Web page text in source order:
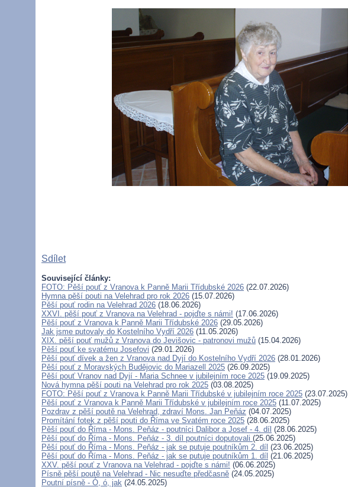
Sdílet
Související články:
FOTO: Pěší pouť z Vranova k Panně Marii Třídubské 2026 (22.07.2026)
Hymna pěší pouti na Velehrad pro rok 2026 (15.07.2026)
Pěší pouť rodin na Velehrad 2026 (18.06.2026)
XXVI. pěší pouť z Vranova na Velehrad - pojďte s námi! (17.06.2026)
Pěší pouť z Vranova k Panně Marii Třídubské 2026 (29.05.2026)
Jak jsme putovaly do Kostelního Vydří 2026 (11.05.2026)
XIX. pěší pouť mužů z Vranova do Jevišovic - patronovi mužů (15.04.2026)
Pěší pouť ke svatému Josefovi (29.01.2026)
Pěší pouť dívek a žen z Vranova nad Dyjí do Kostelního Vydří 2026 (28.01.2026)
Pěší pouť z Moravských Budějovic do Mariazell 2025 (26.09.2025)
Pěší pouť Vranov nad Dyjí - Maria Schnee v jubilejním roce 2025 (19.09.2025)
Nová hymna pěší pouti na Velehrad pro rok 2025 (03.08.2025)
FOTO: Pěší pouť z Vranova k Panně Marii Třídubské v jubilejním roce 2025 (23.07.2025)
Pěší pouť z Vranova k Panně Marii Třídubské v jubilejním roce 2025 (11.07.2025)
Pozdrav z pěší poutě na Velehrad, zdraví Mons. Jan Peňáz (04.07.2025)
Promítání fotek z pěší pouti do Říma ve Svatém roce 2025 (28.06.2025)
Pěší pouť do Říma - Mons. Peňáz - poutníci Dalibor a Josef - 4. díl (28.06.2025)
Pěší pouť do Říma - Mons. Peňáz - 3. díl poutníci doputovali (25.06.2025)
Pěší pouť do Říma - Mons. Peňáz - jak se putuje poutníkům 2. díl (23.06.2025)
Pěší pouť do Říma - Mons. Peňáz - jak se putuje poutníkům 1. díl (21.06.2025)
XXV. pěší pouť z Vranova na Velehrad - pojďte s námi! (06.06.2025)
Písně pěší poutě na Velehrad - Nic nesuďte předčasně (24.05.2025)
Poutní písně - Ó, ó, jak (24.05.2025)